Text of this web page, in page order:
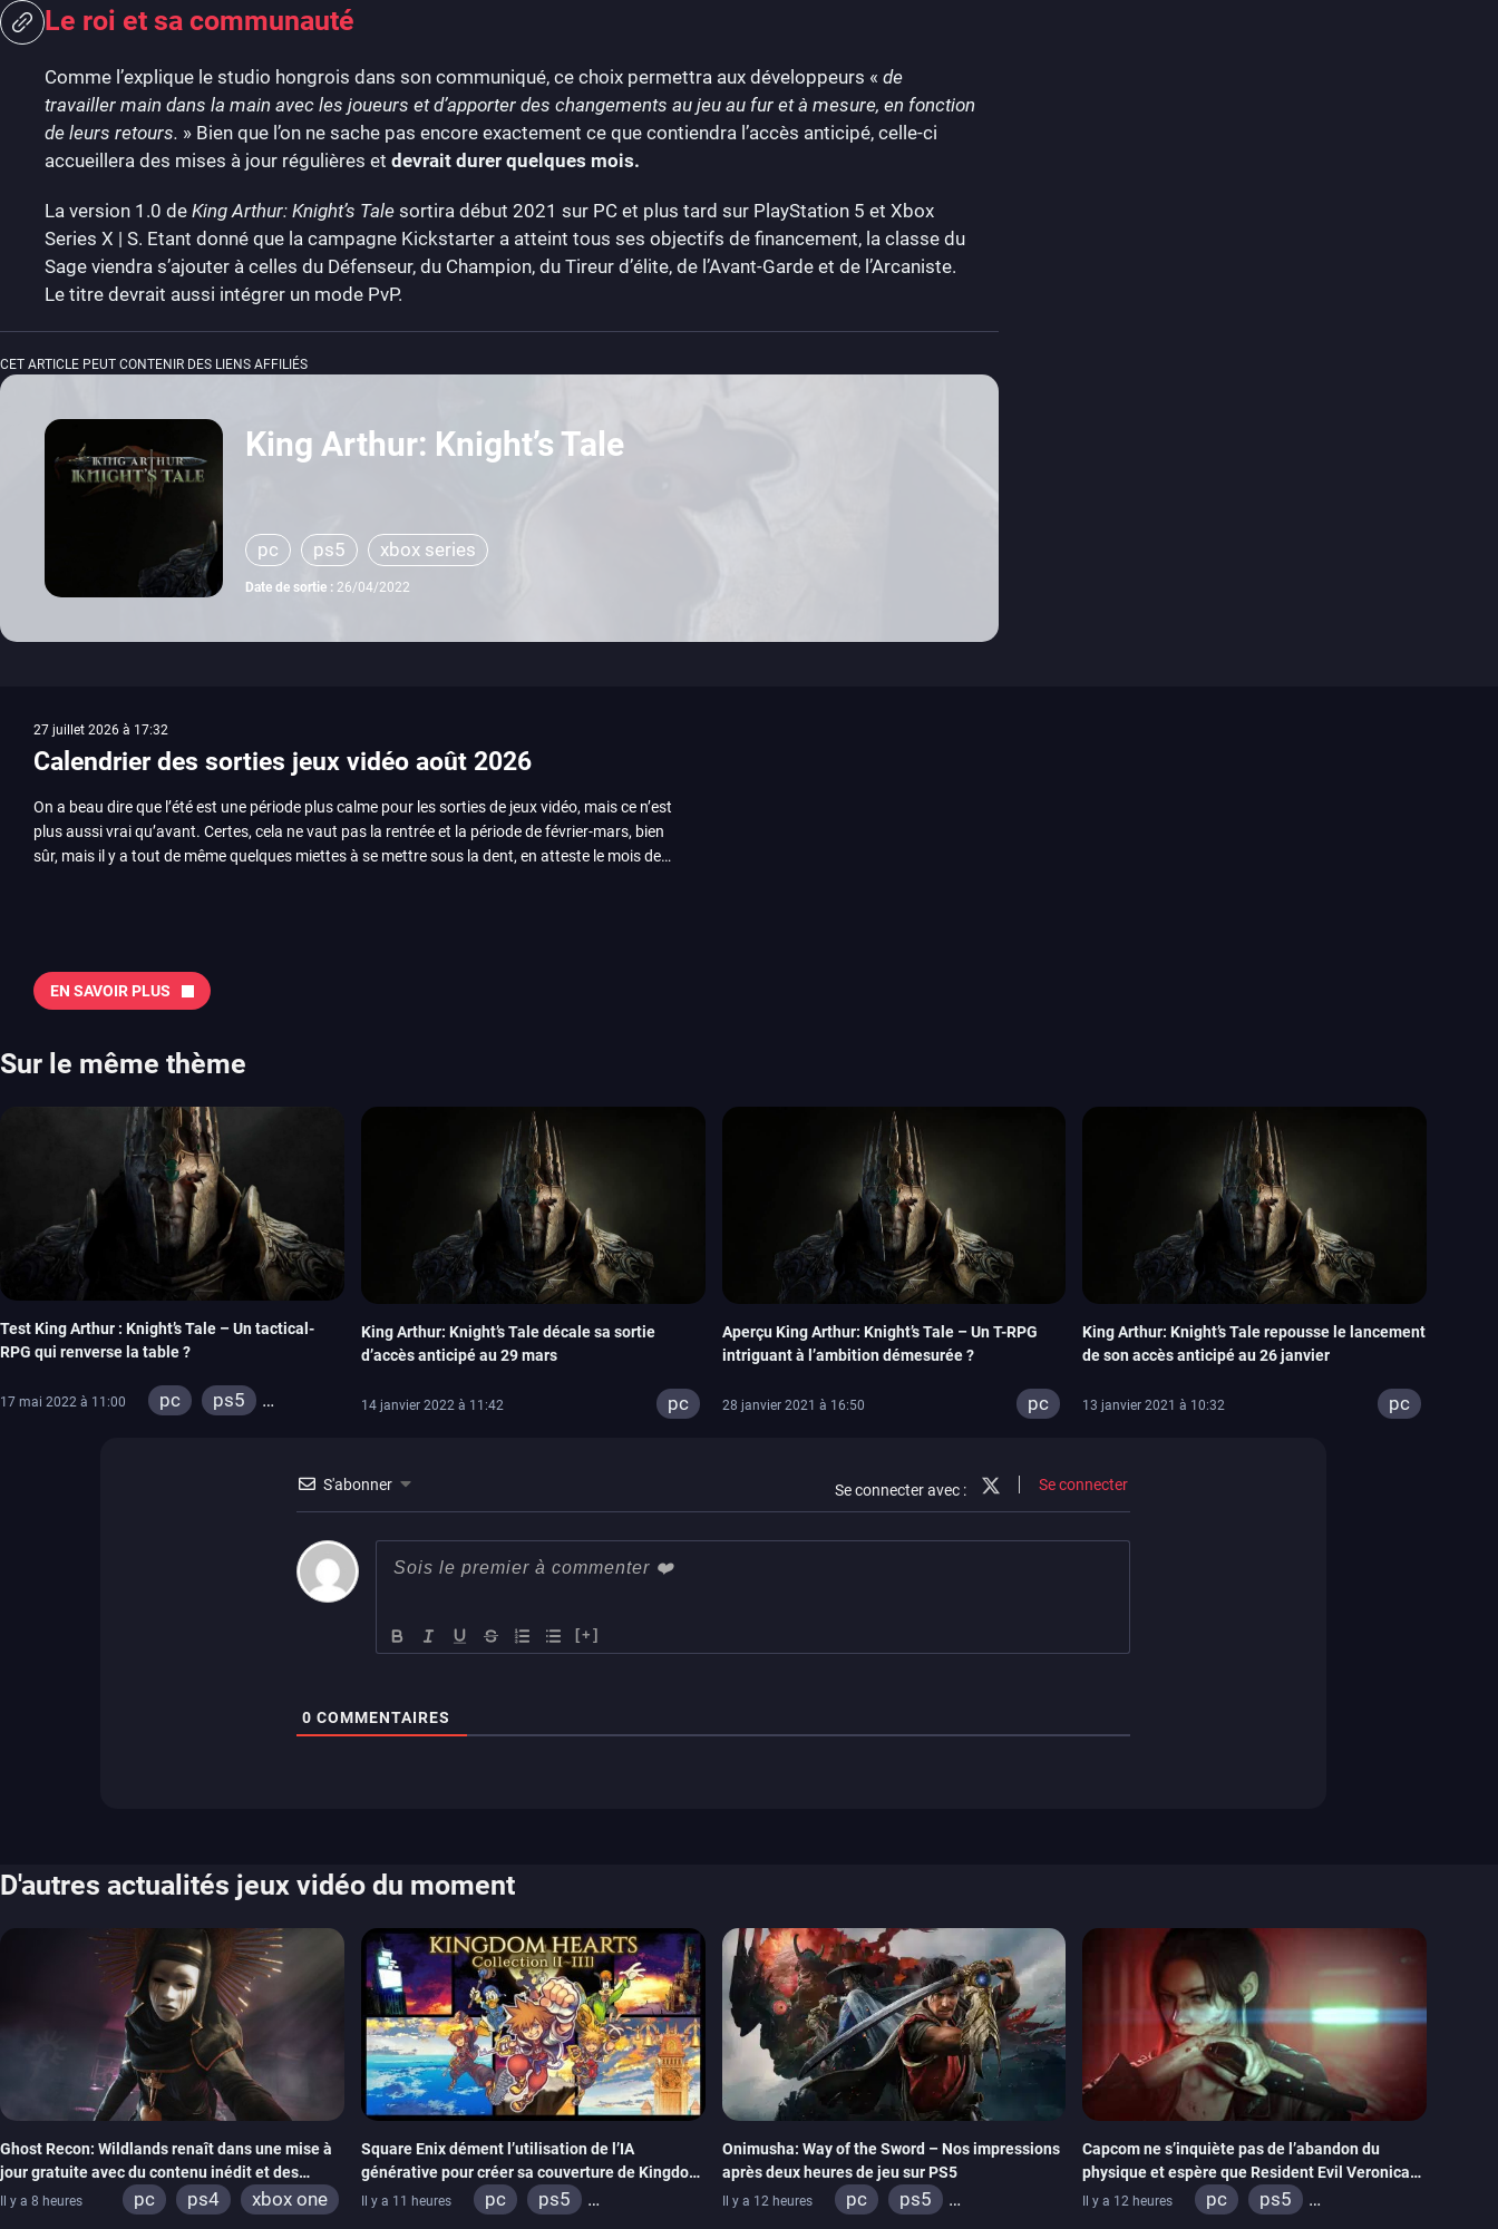
Le roi et sa communauté
Comme l’explique le studio hongrois dans son communiqué, ce choix permettra aux développeurs « de
travailler main dans la main avec les joueurs et d’apporter des changements au jeu au fur et à mesure, en fonction
de leurs retours. » Bien que l’on ne sache pas encore exactement ce que contiendra l’accès anticipé, celle-ci
accueillera des mises à jour régulières et devrait durer quelques mois.
La version 1.0 de King Arthur: Knight’s Tale sortira début 2021 sur PC et plus tard sur PlayStation 5 et Xbox
Series X | S. Etant donné que la campagne Kickstarter a atteint tous ses objectifs de financement, la classe du
Sage viendra s’ajouter à celles du Défenseur, du Champion, du Tireur d’élite, de l’Avant-Garde et de l’Arcaniste.
Le titre devrait aussi intégrer un mode PvP.
CET ARTICLE PEUT CONTENIR DES LIENS AFFILIÉS
King Arthur: Knight’s Tale
pc ps5 xbox series
Date de sortie : 26/04/2022
27 juillet 2026 à 17:32
Calendrier des sorties jeux vidéo août 2026
On a beau dire que l’été est une période plus calme pour les sorties de jeux vidéo, mais ce n’est
plus aussi vrai qu’avant. Certes, cela ne vaut pas la rentrée et la période de février-mars, bien
sûr, mais il y a tout de même quelques miettes à se mettre sous la dent, en atteste le mois de
Tokon ou encore Beast of Reincarnation, qui nous montre que Game Freak sait faire autre
chose d’ambitieux que Pokémon. On n’oubliera pas la période de Gamescom, avec Star Wars,
2026 Vous trouverez ici tous les jeux majeurs qui sortiront au mois de juin. Vous trouverez
aussi les jeux de ce mois dans notre page dédiée…
EN SAVOIR PLUS
Sur le même thème
Test King Arthur : Knight’s Tale – Un tactical-
RPG qui renverse la table ?
17 mai 2022 à 11:00 pc
ps5
King Arthur: Knight’s Tale décale sa sortie
d’accès anticipé au 29 mars
14 janvier 2022 à 11:42 pc
Aperçu King Arthur: Knight’s Tale – Un T-RPG
intriguant à l’ambition démesurée ?
28 janvier 2021 à 16:50 pc
King Arthur: Knight’s Tale repousse le lancement
de son accès anticipé au 26 janvier
13 janvier 2021 à 10:32 pc
S'abonner Se connecter avec : Se connecter
[+]
0 COMMENTAIRES
D'autres actualités jeux vidéo du moment
Ghost Recon: Wildlands renaît dans une mise à
jour gratuite avec du contenu inédit et des
visuels améliorés
Il y a 8 heures pc ps4 xbox one
Square Enix dément l’utilisation de l’IA
générative pour créer sa couverture de Kingdom
Hearts Collection
Il y a 11 heures pc
ps5
Onimusha: Way of the Sword – Nos impressions
après deux heures de jeu sur PS5
Il y a 12 heures pc
ps5
Capcom ne s’inquiète pas de l’abandon du
physique et espère que Resident Evil Veronica
imitera Requiem pour dynamiser la série
Il y a 12 heures pc
ps5